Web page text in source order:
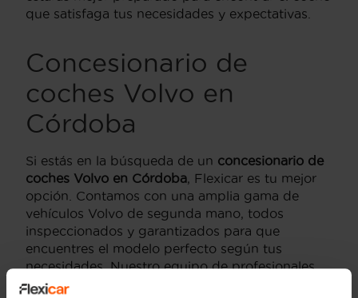
que satisfaga tus necesidades y expectativas.
Concesionario de
coches Volvo en
Córdoba
Si estás en la búsqueda de un concesionario de
coches Volvo en Córdoba, Flexicar es tu mejor
opción. Contamos con una amplia gama de
vehículos Volvo de segunda mano, todos
inspeccionados y garantizados para que
encuentres el modelo perfecto según tus
necesidades. Nuestro equipo de profesionales
está capacitado para ofrecerte un servicio